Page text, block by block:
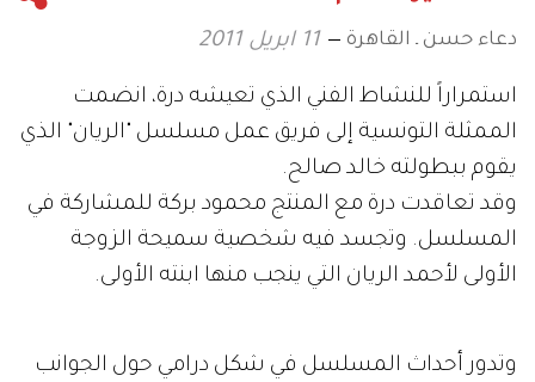
دعاء حسن ـ القاهرة 11 ابريل 2011
استمراراً للنشاط الفني الذي تعيشه درة، انضمت
الممثلة التونسية إلى فريق عمل مسلسل "الريان" الذي
يقوم ببطولته خالد صالح.
وقد تعاقدت درة مع المنتج محمود بركة للمشاركة في
المسلسل. وتجسد فيه شخصية سميحة الزوجة
الأولى لأحمد الريان التي ينجب منها ابنته الأولى.
وتدور أحداث المسلسل في شكل درامي حول الجوانب